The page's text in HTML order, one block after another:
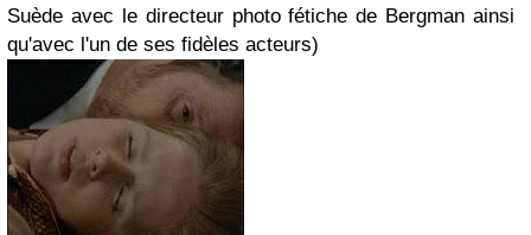
Suède avec le directeur photo fétiche de Bergman ainsi
qu'avec l'un de ses fidèles acteurs)